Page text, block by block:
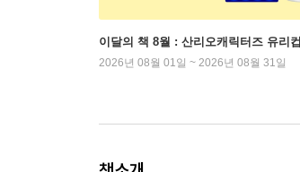
이달의 책 8월 : 산리오캐릭터즈 유리컵
2026년 08월 01일 ~ 2026년 08월 31일